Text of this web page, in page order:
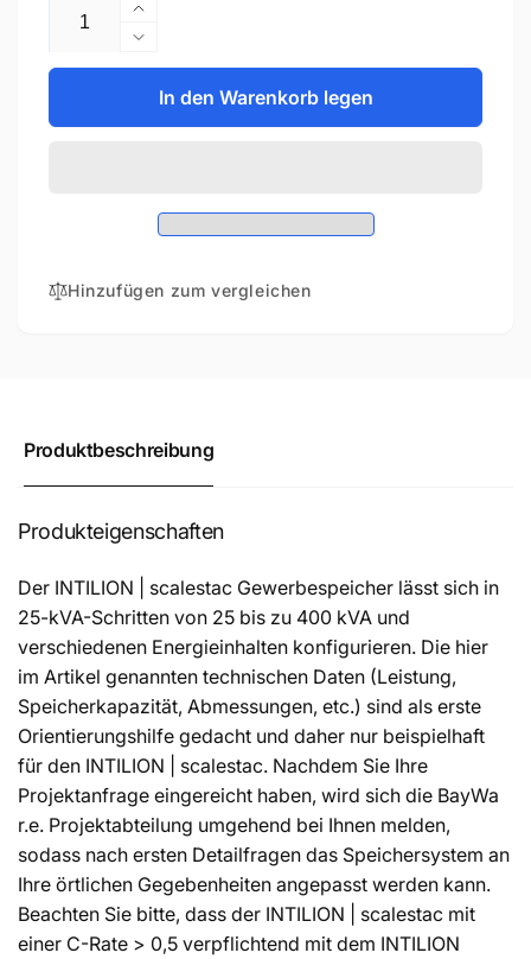
Erhöhe
die
Menge
für
154
Verringere
die
Menge
für
kW
kWh
In den Warenkorb legen
Hinzufügen zum vergleichen
Produktbeschreibung
Produkteigenschaften
Der INTILION | scalestac Gewerbespeicher lässt sich in
25-kVA-Schritten von 25 bis zu 400 kVA und
verschiedenen Energieinhalten konfigurieren. Die hier
im Artikel genannten technischen Daten (Leistung,
Speicherkapazität, Abmessungen, etc.) sind als erste
Orientierungshilfe gedacht und daher nur beispielhaft
für den INTILION | scalestac. Nachdem Sie Ihre
Projektanfrage eingereicht haben, wird sich die BayWa
r.e. Projektabteilung umgehend bei Ihnen melden,
sodass nach ersten Detailfragen das Speichersystem an
Ihre örtlichen Gegebenheiten angepasst werden kann.
Beachten Sie bitte, dass der INTILION | scalestac mit
einer C-Rate > 0,5 verpflichtend mit dem INTILION